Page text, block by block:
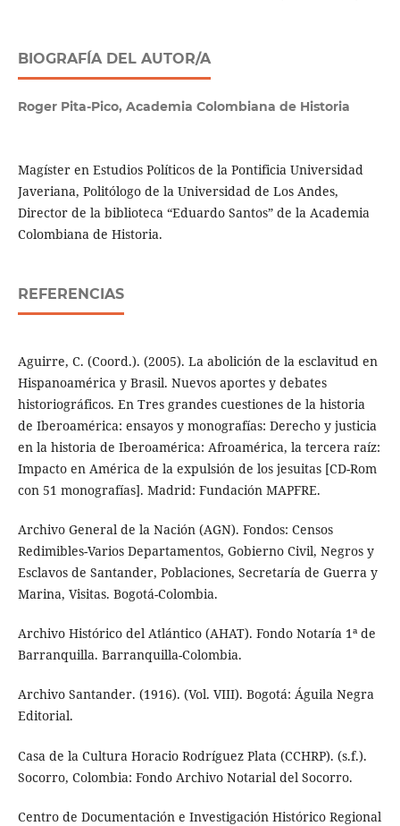
BIOGRAFÍA DEL AUTOR/A
Roger Pita-Pico, Academia Colombiana de Historia
Magíster en Estudios Políticos de la Pontificia Universidad
Javeriana, Politólogo de la Universidad de Los Andes,
Director de la biblioteca “Eduardo Santos” de la Academia
Colombiana de Historia.
REFERENCIAS
Aguirre, C. (Coord.). (2005). La abolición de la esclavitud en
Hispanoamérica y Brasil. Nuevos aportes y debates
historiográficos. En Tres grandes cuestiones de la historia
de Iberoamérica: ensayos y monografías: Derecho y justicia
en la historia de Iberoamérica: Afroamérica, la tercera raíz:
Impacto en América de la expulsión de los jesuitas [CD-Rom
con 51 monografías]. Madrid: Fundación MAPFRE.
Archivo General de la Nación (AGN). Fondos: Censos
Redimibles-Varios Departamentos, Gobierno Civil, Negros y
Esclavos de Santander, Poblaciones, Secretaría de Guerra y
Marina, Visitas. Bogotá-Colombia.
Archivo Histórico del Atlántico (AHAT). Fondo Notaría 1ª de
Barranquilla. Barranquilla-Colombia.
Archivo Santander. (1916). (Vol. VIII). Bogotá: Águila Negra
Editorial.
Casa de la Cultura Horacio Rodríguez Plata (CCHRP). (s.f.).
Socorro, Colombia: Fondo Archivo Notarial del Socorro.
Centro de Documentación e Investigación Histórico Regional